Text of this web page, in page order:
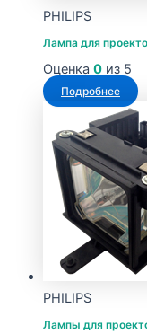
PHILIPS
Лампа для
Оценка 0 из 5
Подробнее
PHILIPS
Лампы для